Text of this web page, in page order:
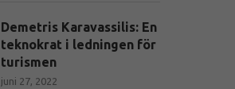
Demetris Karavassilis: En
teknokrat i ledningen för
turismen
juni 27, 2022